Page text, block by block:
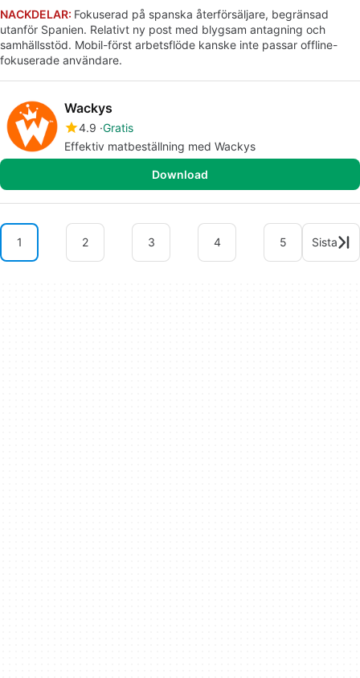
NACKDELAR: Fokuserad på spanska återförsäljare, begränsad
utanför Spanien. Relativt ny post med blygsam antagning och
samhällsstöd. Mobil-först arbetsflöde kanske inte passar offline-
fokuserade användare.
Wackys
4.9 Gratis
Effektiv matbeställning med Wackys
Download
1 2 3 4 5 Sista